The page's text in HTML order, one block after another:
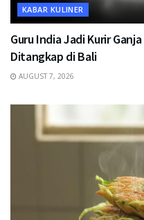
KABAR KULINER
Guru India Jadi Kurir
Ditangkap di Bali
AUGUST 7, 2026